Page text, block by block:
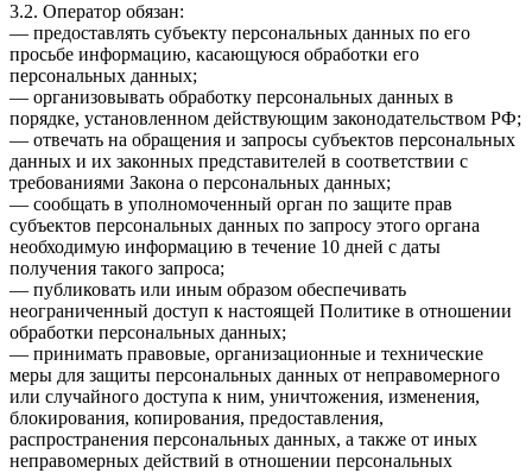
3.2. Оператор обязан:
— предоставлять субъекту персональных данных по его
просьбе информацию, касающуюся обработки его
персональных данных;
— организовывать обработку персональных данных в
порядке, установленном действующим законодательством РФ;
— отвечать на обращения и запросы субъектов персональных
данных и их законных представителей в соответствии с
требованиями Закона о персональных данных;
— сообщать в уполномоченный орган по защите прав
субъектов персональных данных по запросу этого органа
необходимую информацию в течение 10 дней с даты
получения такого запроса;
— публиковать или иным образом обеспечивать
неограниченный доступ к настоящей Политике в отношении
обработки персональных данных;
— принимать правовые, организационные и технические
меры для защиты персональных данных от неправомерного
или случайного доступа к ним, уничтожения, изменения,
блокирования, копирования, предоставления,
распространения персональных данных, а также от иных
неправомерных действий в отношении персональных